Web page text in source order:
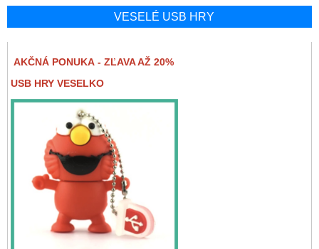
VESELÉ USB HRY
AKČNÁ PONUKA - ZĽAVA AŽ 20%
USB HRY VESELKO